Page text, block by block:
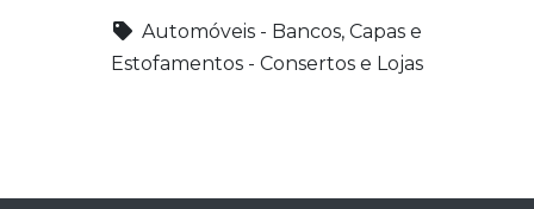
Automóveis - Bancos, Capas e
Estofamentos - Consertos e Lojas